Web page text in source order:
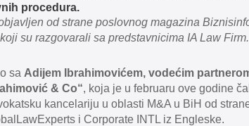
procedura.
od strane poslovnog magazina
su razgovarali sa predstavnicima IA Law Firm.
sa Adijem Ibrahimovićem, vodećim
& Co“, koja je u februaru ove godine
kancelariju u oblasti M&A u BiH od
i Corporate INTL iz Engleske.